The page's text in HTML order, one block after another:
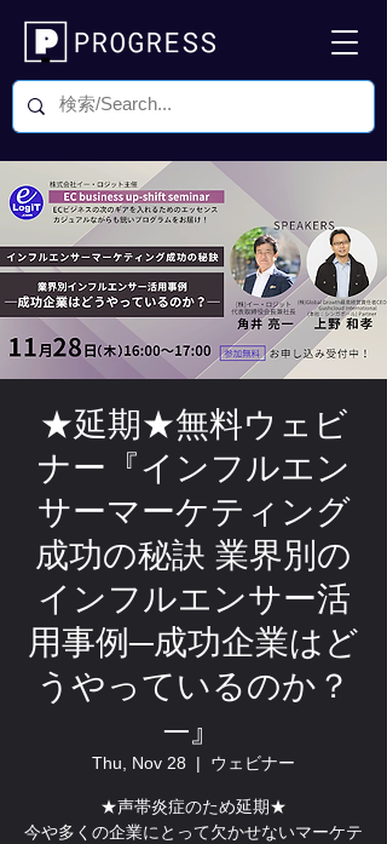
★延期★無料ウェビ
ナー『インフルエン
サーマーケティング
成功の秘訣 業界別の
インフルエンサー活
用事例─成功企業はど
うやっているのか？
─』
Thu, Nov 28
  |
ウェビナー
★声帯炎症のため延期★
今や多くの企業にとって欠かせないマーケテ